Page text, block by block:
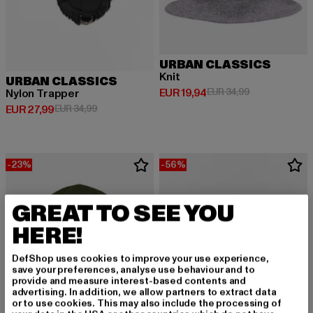
URBAN CLASSICS
Nylon Trapper
EUR 27,99
Derzeitiger Preis: EUR 27,99
EUR 34,99Aktionspreis: EUR 34,99
URBAN CLASSICS
Knit
EUR 19,94
Derzeitiger Preis: EUR 19,94
EUR 34,99Aktionspreis:
-23% -56%
GREAT TO SEE YOU
HERE!
DefShop uses cookies to improve your use experience,
save your preferences, analyse use behaviour and to
provide and measure interest-based contents and
advertising. In addition, we allow partners to extract data
or to use cookies. This may also include the processing of